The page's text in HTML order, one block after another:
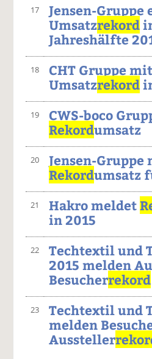
17
Jensen-Gruppe
Umsatzrekord
Jahreshälfte
18
CHT Gruppe mit
Umsatzrekord
19
CWS-boco
Rekordumsatz
20
Jensen-Gruppe
Rekordumsatz
21 Hakro meldet
in 2015
22
Techtextil und
2015 melden
Besucherrekord
23
Techtextil und
melden
Aussteller